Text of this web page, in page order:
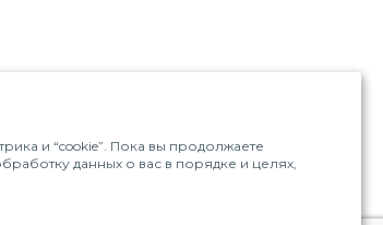
и “cookie”. Пока вы продолжаете
данных о вас в порядке и целях,